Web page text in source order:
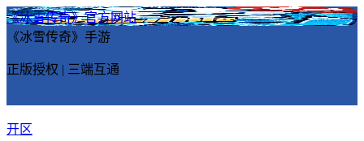
《冰雪传奇》官方网站
《冰雪传奇》手游
正版授权 | 三端互通
开区